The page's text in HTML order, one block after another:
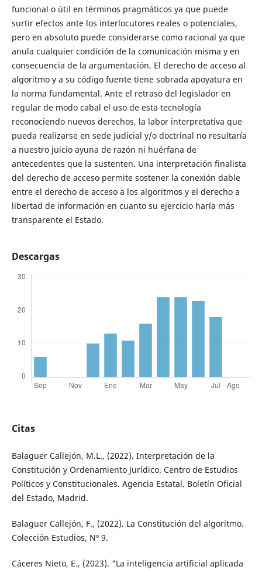
funcional o útil en términos pragmáticos ya que puede
surtir efectos ante los interlocutores reales o potenciales,
pero en absoluto puede considerarse como racional ya que
anula cualquier condición de la comunicación misma y en
consecuencia de la argumentación. El derecho de acceso al
algoritmo y a su código fuente tiene sobrada apoyatura en
la norma fundamental. Ante el retraso del legislador en
regular de modo cabal el uso de esta tecnología
reconociendo nuevos derechos, la labor interpretativa que
pueda realizarse en sede judicial y/o doctrinal no resultaría
a nuestro juicio ayuna de razón ni huérfana de
antecedentes que la sustenten. Una interpretación finalista
del derecho de acceso permite sostener la conexión dable
entre el derecho de acceso a los algoritmos y el derecho a
libertad de información en cuanto su ejercicio haría más
transparente el Estado.
Descargas
Citas
Balaguer Callejón, M.L., (2022). Interpretación de la
Constitución y Ordenamiento Jurídico. Centro de Estudios
Políticos y Constitucionales. Agencia Estatal. Boletín Oficial
del Estado, Madrid.
Balaguer Callejón, F., (2022). La Constitución del algoritmo.
Colección Estudios, Nº 9.
Cáceres Nieto, E., (2023). "La inteligencia artificial aplicada